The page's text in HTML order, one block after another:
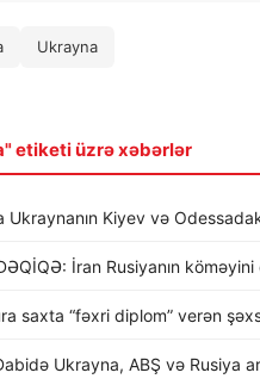
Ukrayna
etiketi üzrə xəbərlər
Ukraynanın Kiyev və
İran Rusiyanın
saxta “fəxri diplom” verən
Ukrayna, ABŞ və Rusiya